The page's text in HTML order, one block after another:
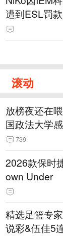
遭到ESL罚
滚动
放榜夜还在
国政法大学
母赴北京“看世
739
2026款保时
own Under
精选足篮专
说彩&伍佳5